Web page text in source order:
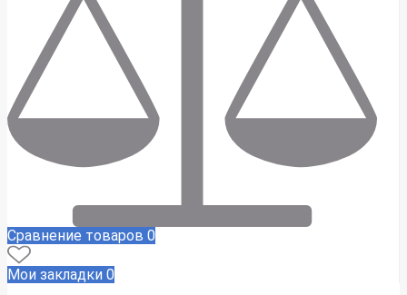
Сравнение товаров 0
Мои закладки 0